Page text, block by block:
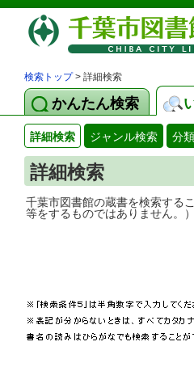
検索トップ> 詳細検索
かんたん検索
詳細検索 ジャンル検索 分
詳細検索
千葉市図書館の蔵書
等をするものではありません。）